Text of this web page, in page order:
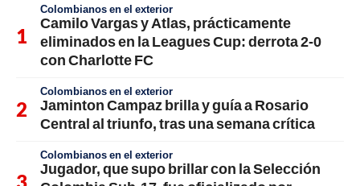
Colombianos en el exterior
Camilo Vargas y Atlas, prácticamente
eliminados en la Leagues Cup: derrota 2-0
con Charlotte FC
Colombianos en el exterior
Jaminton Campaz brilla y guía a Rosario
Central al triunfo, tras una semana crítica
Colombianos en el exterior
Jugador, que supo brillar con la Selección